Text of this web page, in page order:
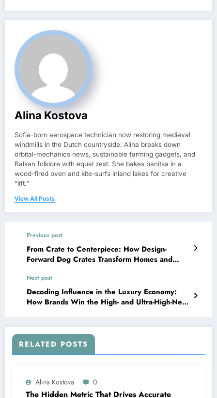
Alina Kostova
Sofia-born aerospace technician now restoring medieval
windmills in the Dutch countryside. Alina breaks down
orbital-mechanics news, sustainable farming gadgets, and
Balkan folklore with equal zest. She bakes banitsa in a
wood-fired oven and kite-surfs inland lakes for creative
“lift.”
View All Posts
Previous post
From Crate to Centerpiece: How Design-
Forward Dog Crates Transform Homes and
Next post
Decoding Influence in the Luxury Economy:
How Brands Win the High- and Ultra-High-Net-
RELATED POSTS
Alina Kostova 0
The Hidden Metric That Drives Accurate